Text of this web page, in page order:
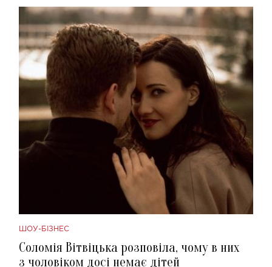
ШОУ-БІЗНЕС
Соломія Вітвіцька розповіла, чому в них
з чоловіком досі немає дітей